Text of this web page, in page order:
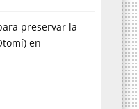
preservar la
en